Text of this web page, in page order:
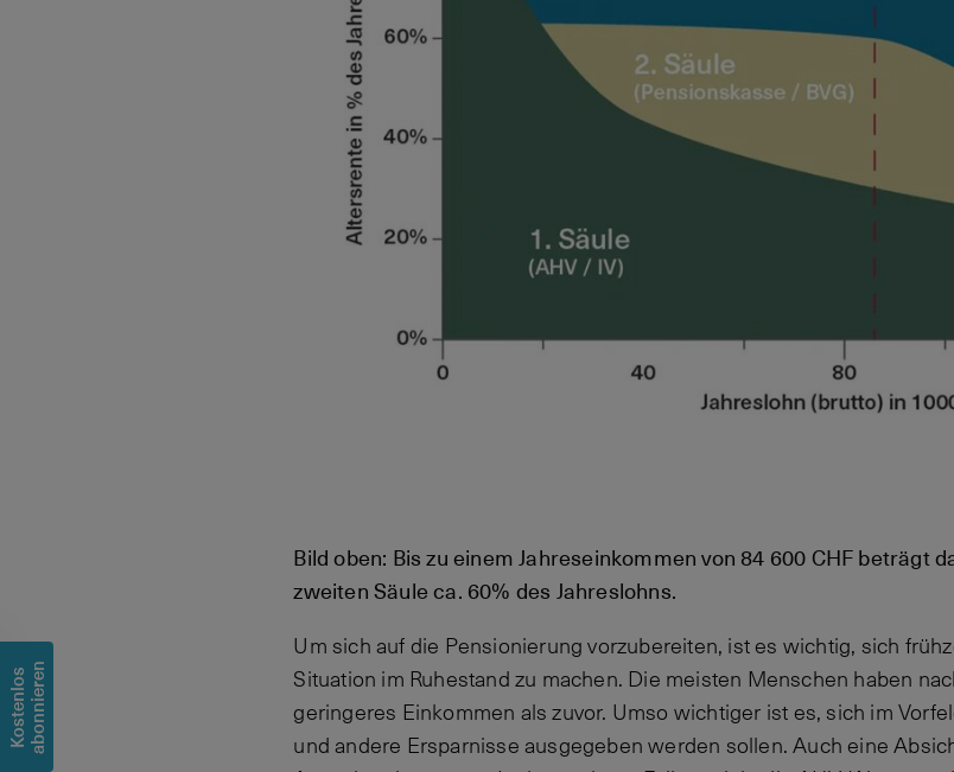
Bild oben: Bis zu einem Jahreseinkommen von 84 600 CHF beträgt
zweiten Säule ca. 60% des Jahreslohns.
Um sich auf die Pensionierung vorzubereiten, ist es wichtig, sich
Situation im Ruhestand zu machen. Die meisten Menschen haben
geringeres Einkommen als zuvor. Umso wichtiger ist es, sich im
und andere Ersparnisse ausgegeben werden sollen. Auch eine
K
o
s
t
e
n
l
o
s
a
b
o
n
n
i
e
r
en